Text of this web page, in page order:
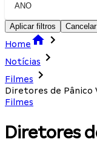
ANO
Aplicar filtros Cancelar
Home
Notícias
Filmes
Diretores de Pânico
Filmes
Diretores